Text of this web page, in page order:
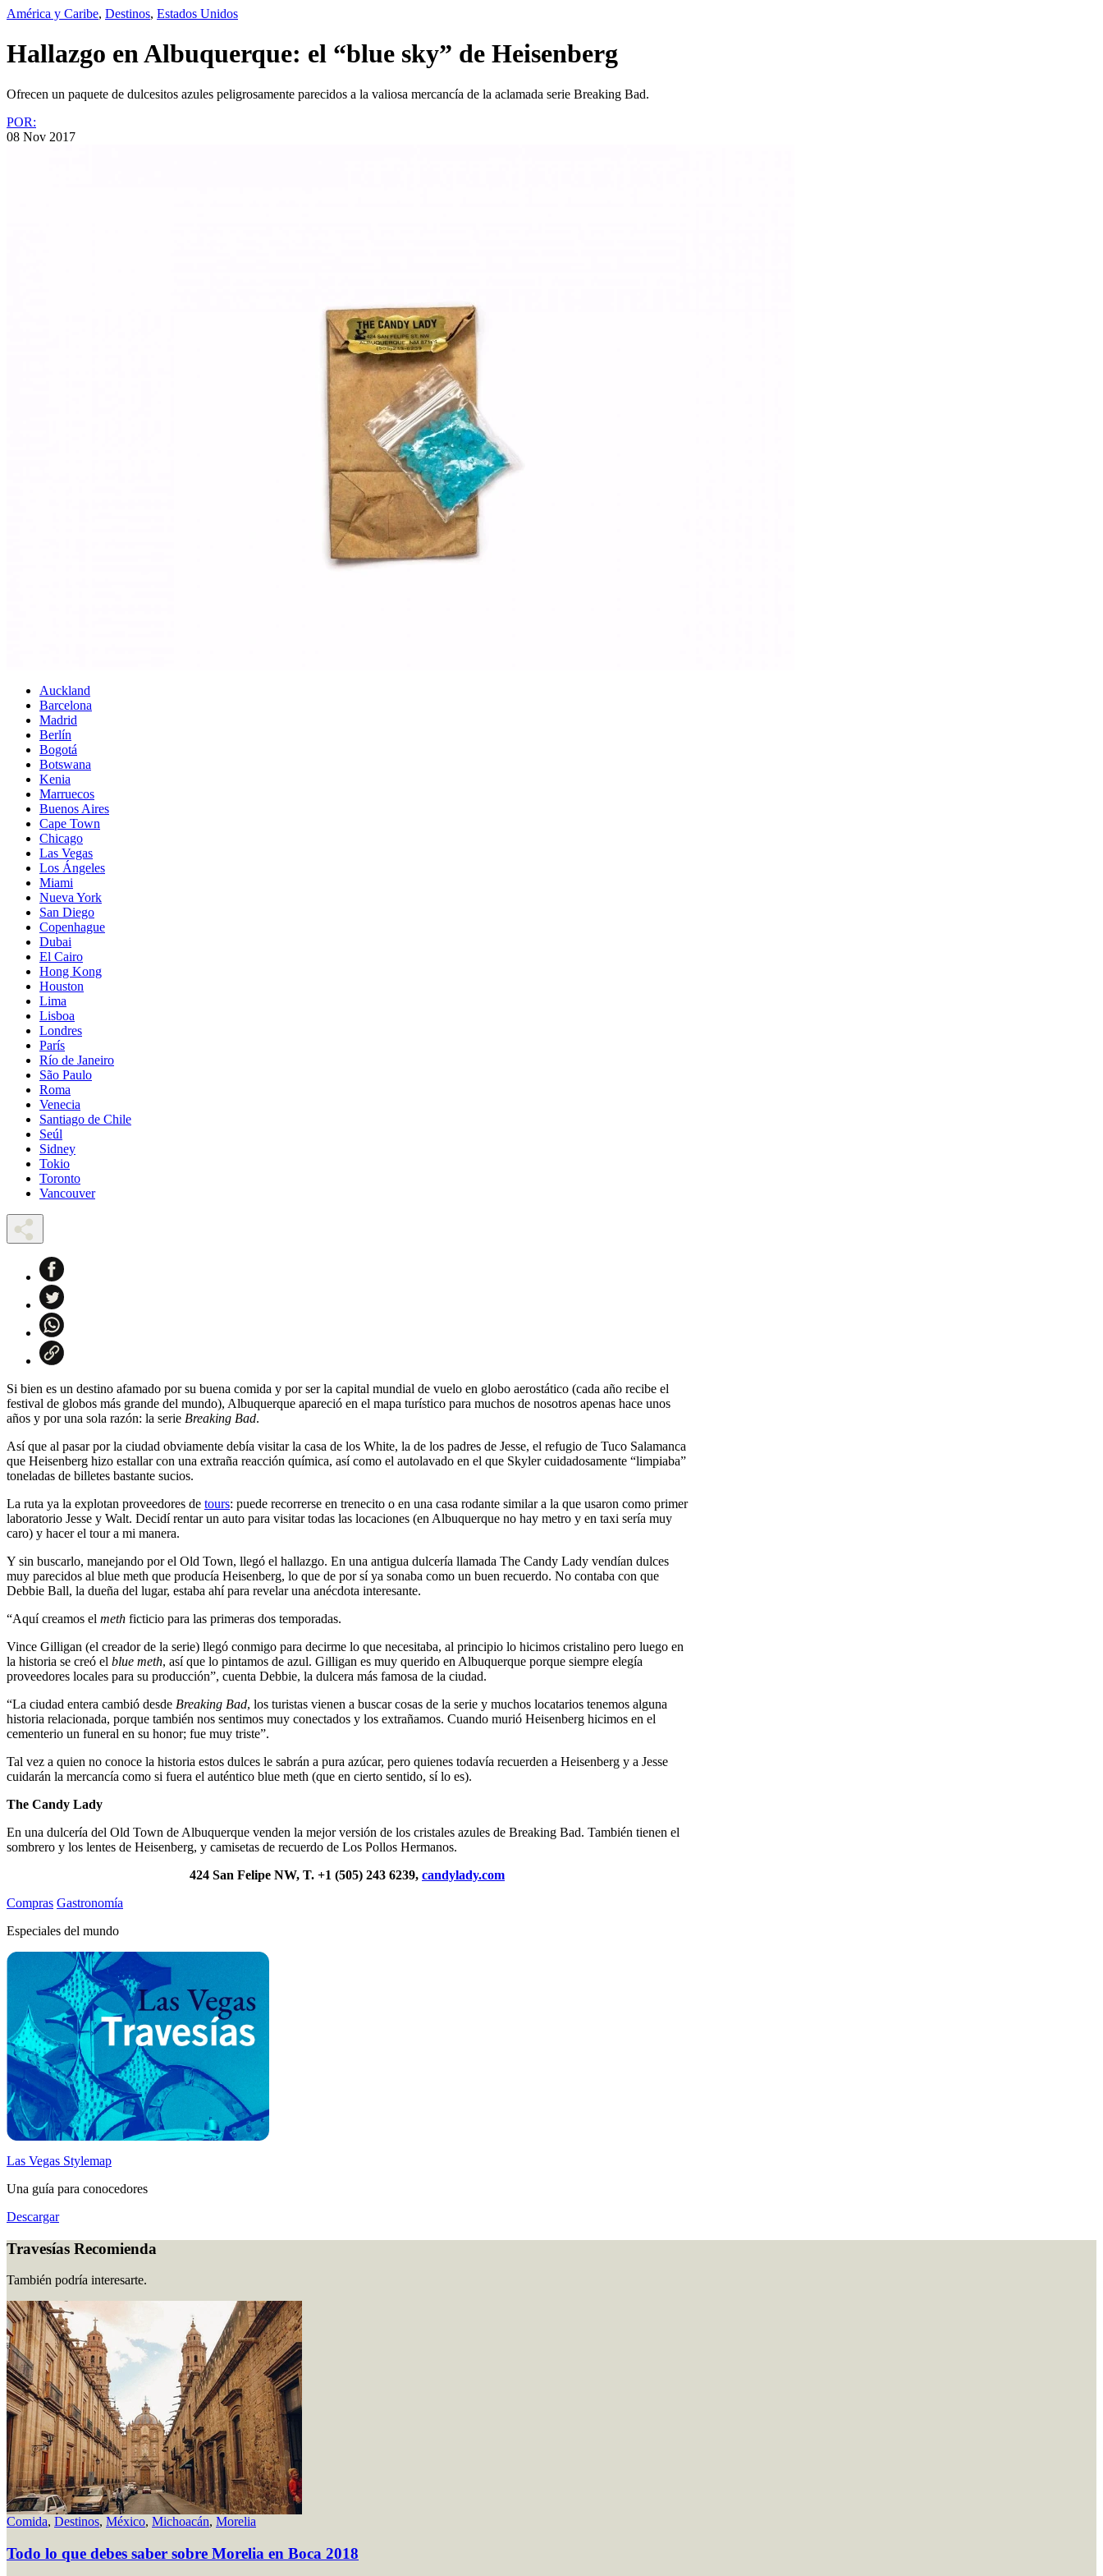
América y Caribe, Destinos, Estados Unidos
Hallazgo en Albuquerque: el “blue sky” de Heisenberg
Ofrecen un paquete de dulcesitos azules peligrosamente parecidos a la valiosa mercancía de la aclamada serie Breaking Bad.
POR:
08 Nov 2017
Auckland
Barcelona
Madrid
Berlín
Bogotá
Botswana
Kenia
Marruecos
Buenos Aires
Cape Town
Chicago
Las Vegas
Los Ángeles
Miami
Nueva York
San Diego
Copenhague
Dubai
El Cairo
Hong Kong
Houston
Lima
Lisboa
Londres
París
Río de Janeiro
São Paulo
Roma
Venecia
Santiago de Chile
Seúl
Sidney
Tokio
Toronto
Vancouver
Si bien es un destino afamado por su buena comida y por ser la capital mundial de vuelo en globo aerostático (cada año recibe el
festival de globos más grande del mundo), Albuquerque apareció en el mapa turístico para muchos de nosotros apenas hace unos
años y por una sola razón: la serie Breaking Bad.
Así que al pasar por la ciudad obviamente debía visitar la casa de los White, la de los padres de Jesse, el refugio de Tuco Salamanca
que Heisenberg hizo estallar con una extraña reacción química, así como el autolavado en el que Skyler cuidadosamente “limpiaba”
toneladas de billetes bastante sucios.
La ruta ya la explotan proveedores de tours: puede recorrerse en trenecito o en una casa rodante similar a la que usaron como primer
laboratorio Jesse y Walt. Decidí rentar un auto para visitar todas las locaciones (en Albuquerque no hay metro y en taxi sería muy
caro) y hacer el tour a mi manera.
Y sin buscarlo, manejando por el Old Town, llegó el hallazgo. En una antigua dulcería llamada The Candy Lady vendían dulces
muy parecidos al blue meth que producía Heisenberg, lo que de por sí ya sonaba como un buen recuerdo. No contaba con que
Debbie Ball, la dueña del lugar, estaba ahí para revelar una anécdota interesante.
“Aquí creamos el meth ficticio para las primeras dos temporadas.
Vince Gilligan (el creador de la serie) llegó conmigo para decirme lo que necesitaba, al principio lo hicimos cristalino pero luego en
la historia se creó el blue meth, así que lo pintamos de azul. Gilligan es muy querido en Albuquerque porque siempre elegía
proveedores locales para su producción”, cuenta Debbie, la dulcera más famosa de la ciudad.
“La ciudad entera cambió desde Breaking Bad, los turistas vienen a buscar cosas de la serie y muchos locatarios tenemos alguna
historia relacionada, porque también nos sentimos muy conectados y los extrañamos. Cuando murió Heisenberg hicimos en el
cementerio un funeral en su honor; fue muy triste”.
Tal vez a quien no conoce la historia estos dulces le sabrán a pura azúcar, pero quienes todavía recuerden a Heisenberg y a Jesse
cuidarán la mercancía como si fuera el auténtico blue meth (que en cierto sentido, sí lo es).
The Candy Lady
En una dulcería del Old Town de Albuquerque venden la mejor versión de los cristales azules de Breaking Bad. También tienen el
sombrero y los lentes de Heisenberg, y camisetas de recuerdo de Los Pollos Hermanos.
424 San Felipe NW, T. +1 (505) 243 6239, candylady.com
Compras Gastronomía
Especiales del mundo
Las Vegas Stylemap
Una guía para conocedores
Descargar
Travesías Recomienda
También podría interesarte.
Comida, Destinos, México, Michoacán, Morelia
Todo lo que debes saber sobre Morelia en Boca 2018